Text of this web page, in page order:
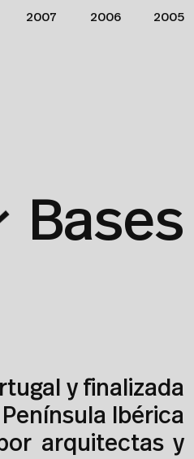
2007 2006 2005
Bases
y finalizada
Ibérica
arquitectas y